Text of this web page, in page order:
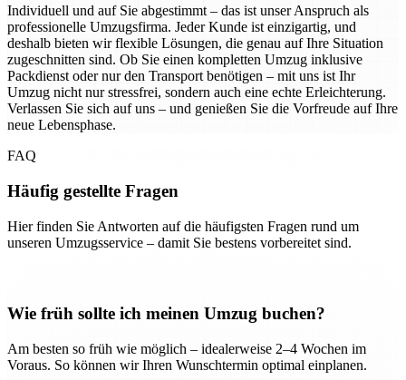
Individuell und auf Sie abgestimmt – das ist unser Anspruch als
professionelle Umzugsfirma. Jeder Kunde ist einzigartig, und
deshalb bieten wir flexible Lösungen, die genau auf Ihre Situation
zugeschnitten sind. Ob Sie einen kompletten Umzug inklusive
Packdienst oder nur den Transport benötigen – mit uns ist Ihr
Umzug nicht nur stressfrei, sondern auch eine echte Erleichterung.
Verlassen Sie sich auf uns – und genießen Sie die Vorfreude auf Ihre
neue Lebensphase.
FAQ
Häufig gestellte Fragen
Hier finden Sie Antworten auf die häufigsten Fragen rund um
unseren Umzugsservice – damit Sie bestens vorbereitet sind.
Wie früh sollte ich meinen Umzug buchen?
Am besten so früh wie möglich – idealerweise 2–4 Wochen im
Voraus. So können wir Ihren Wunschtermin optimal einplanen.